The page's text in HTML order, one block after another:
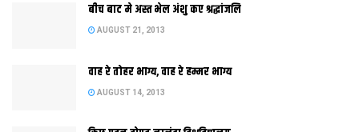
4 बजे संपन्‍न भेल। मूल रूप स बेगूसराय क रहनिहार स्‍वर्गीय राजीव अपन
बीच बाट मे अस्त भेल अंशु कए श्रद्धांजलि
AUGUST 21, 2013
वाह रे तोहर भाग्य, वाह रे हम्मर भाग्य
AUGUST 14, 2013